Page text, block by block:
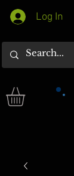
Log In